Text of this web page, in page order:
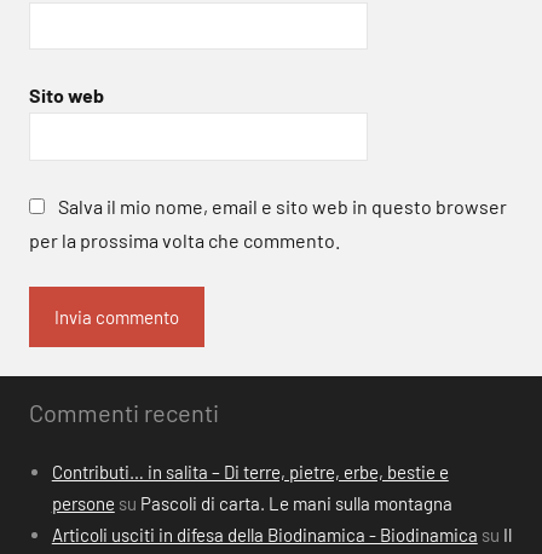
Sito web
Salva il mio nome, email e sito web in questo browser
per la prossima volta che commento.
Commenti recenti
Contributi… in salita – Di terre, pietre, erbe, bestie e
persone su Pascoli di carta. Le mani sulla montagna
Articoli usciti in difesa della Biodinamica - Biodinamica su Il